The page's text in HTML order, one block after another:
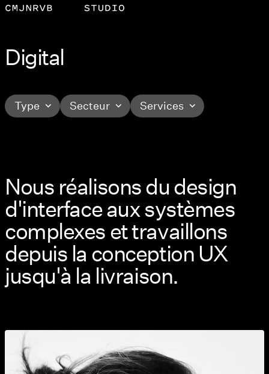
Digital
Type Secteur Services
Nous réalisons du design
d'interface aux systèmes
complexes et travaillons
depuis la conception UX
jusqu'à la livraison.